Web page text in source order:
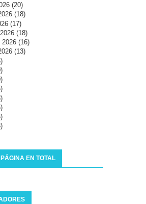
(20)
(18)
(17)
(18)
2026 (16)
(13)
EN TOTAL